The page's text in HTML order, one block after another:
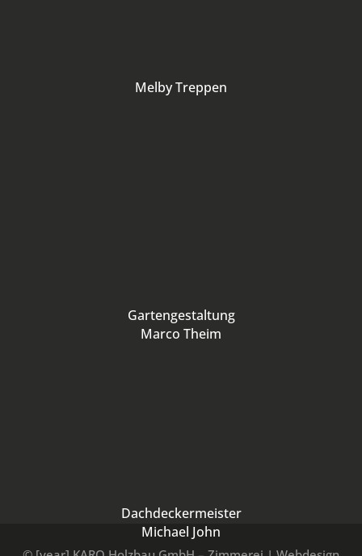
Melby Treppen
Gartengestaltung
Marco Theim
Dachdeckermeister
Michael John